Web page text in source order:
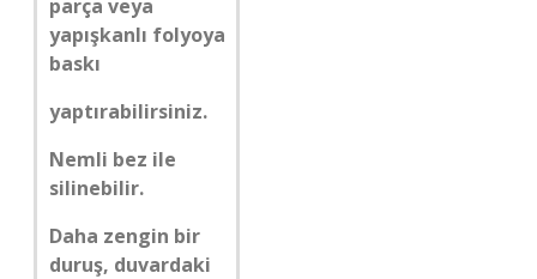
parça veya
yapışkanlı folyoya
baskı
yaptırabilirsiniz.
Nemli bez ile
silinebilir.
Daha zengin bir
duruş, duvardaki